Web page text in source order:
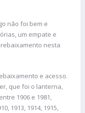
não foi bem e
um empate e
nesta
e acesso.
que foi o lanterna,
1906 e 1981,
1913, 1914, 1915,